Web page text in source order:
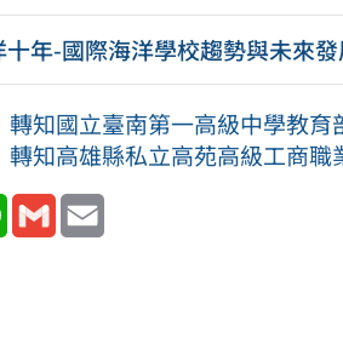
十年-國際海洋學校趨勢與未來
轉知國立臺南第一高級中學教
轉知高雄縣私立高苑高級工商
WhatsApp
Gmail